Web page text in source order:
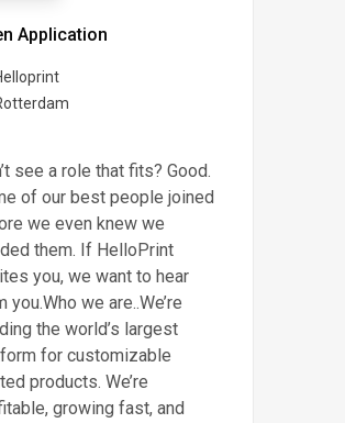
Application
see a role that fits? Good.
of our best people joined
we even knew we
them. If HelloPrint
you, we want to hear
you.Who we are..We’re
the world’s largest
for customizable
products. We’re
growing fast, and